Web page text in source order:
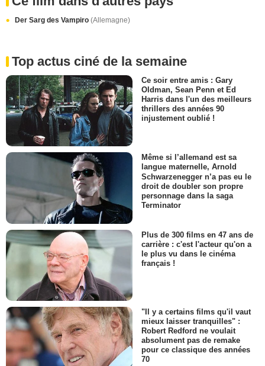
Der Sarg des Vampiro (Allemagne)
Top actus ciné de la semaine
Ce soir entre amis : Gary
Oldman, Sean Penn et Ed
Harris dans l'un des meilleurs
thrillers des années 90
injustement oublié !
Même si l’allemand est sa
langue maternelle, Arnold
Schwarzenegger n’a pas eu le
droit de doubler son propre
personnage dans la saga
Terminator
Plus de 300 films en 47 ans de
carrière : c'est l'acteur qu'on a
le plus vu dans le cinéma
français !
"Il y a certains films qu'il vaut
mieux laisser tranquilles" :
Robert Redford ne voulait
absolument pas de remake
pour ce classique des années
70